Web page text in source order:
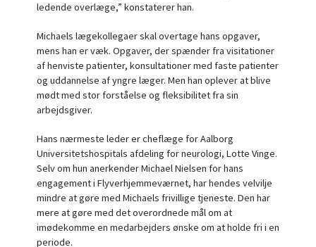
ledende overlæge,” konstaterer han.
Michaels lægekollegaer skal overtage hans opgaver,
mens han er væk. Opgaver, der spænder fra visitationer
af henviste patienter, konsultationer med faste patienter
og uddannelse af yngre læger. Men han oplever at blive
mødt med stor forståelse og fleksibilitet fra sin
arbejdsgiver.
Hans nærmeste leder er cheflæge for Aalborg
Universitetshospitals afdeling for neurologi, Lotte Vinge.
Selv om hun anerkender Michael Nielsen for hans
engagement i Flyverhjemmeværnet, har hendes velvilje
mindre at gøre med Michaels frivillige tjeneste. Den har
mere at gøre med det overordnede mål om at
imødekomme en medarbejders ønske om at holde fri i en
periode.